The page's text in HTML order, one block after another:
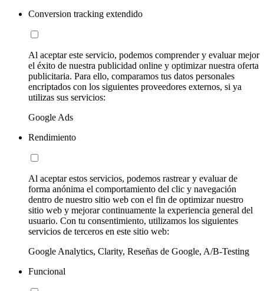
Conversion tracking extendido
Al aceptar este servicio, podemos comprender y evaluar mejor
el éxito de nuestra publicidad online y optimizar nuestra oferta
publicitaria. Para ello, comparamos tus datos personales
encriptados con los siguientes proveedores externos, si ya
utilizas sus servicios:
Google Ads
Rendimiento
Al aceptar estos servicios, podemos rastrear y evaluar de
forma anónima el comportamiento del clic y navegación
dentro de nuestro sitio web con el fin de optimizar nuestro
sitio web y mejorar continuamente la experiencia general del
usuario. Con tu consentimiento, utilizamos los siguientes
servicios de terceros en este sitio web:
Google Analytics, Clarity, Reseñas de Google, A/B-Testing
Funcional